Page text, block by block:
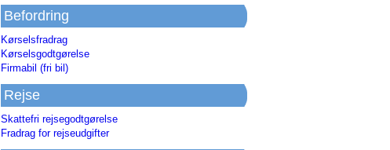
Befordring
Kørselsfradrag
Kørselsgodtgørelse
Firmabil (fri bil)
Rejse
Skattefri rejsegodtgørelse
Fradrag for rejseudgifter